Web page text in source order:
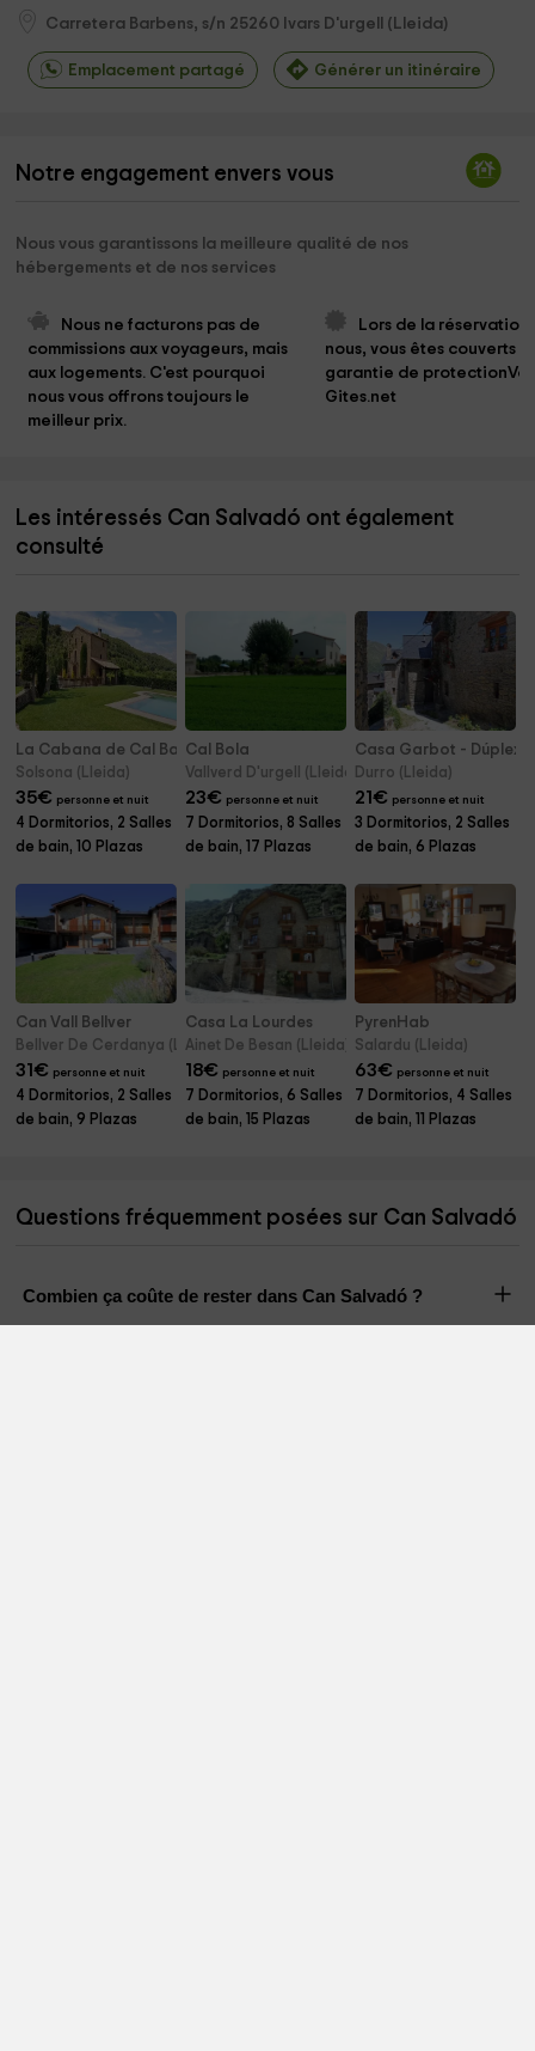
Carretera Barbens, s/n 25260 Ivars D'urgell ( Lleida)
Emplacement partagé Générer un itinéraire
Notre engagement envers vous
Nous vous garantissons la meilleure qualité de nos
hébergements et de nos services
Nous ne facturons pas de
commissions aux voyageurs, mais
aux logements. C'est pourquoi
nous vous offrons toujours le
meilleur prix.
Lors de la
nous, vous êtes couverts
garantie de
Gites.net
Les intéressés Can Salvadó ont également
consulté
La Cabana de Cal Barrera
Solsona (Lleida)
35€ personne et nuit
4 Dormitorios, 2 Salles
de bain, 10 Plazas
Cal Bola
Vallverd D'urgell (Lleida)
23€ personne et nuit
7 Dormitorios, 8 Salles
de bain, 17 Plazas
Casa Garbot - Dúplex
Durro (Lleida)
21€ personne et nuit
3 Dormitorios, 2 Salles
de bain, 6 Plazas
Can Vall Bellver
Bellver De Cerdanya (Lleida)
31€ personne et nuit
4 Dormitorios, 2 Salles
de bain, 9 Plazas
Casa La Lourdes
Ainet De Besan (Lleida)
18€ personne et nuit
7 Dormitorios, 6 Salles
de bain, 15 Plazas
PyrenHab
Salardu (Lleida)
63€ personne et nuit
7 Dormitorios, 4 Salles
de bain, 11 Plazas
Questions fréquemment posées sur Can Salvadó
Combien ça coûte de rester dans Can Salvadó ?